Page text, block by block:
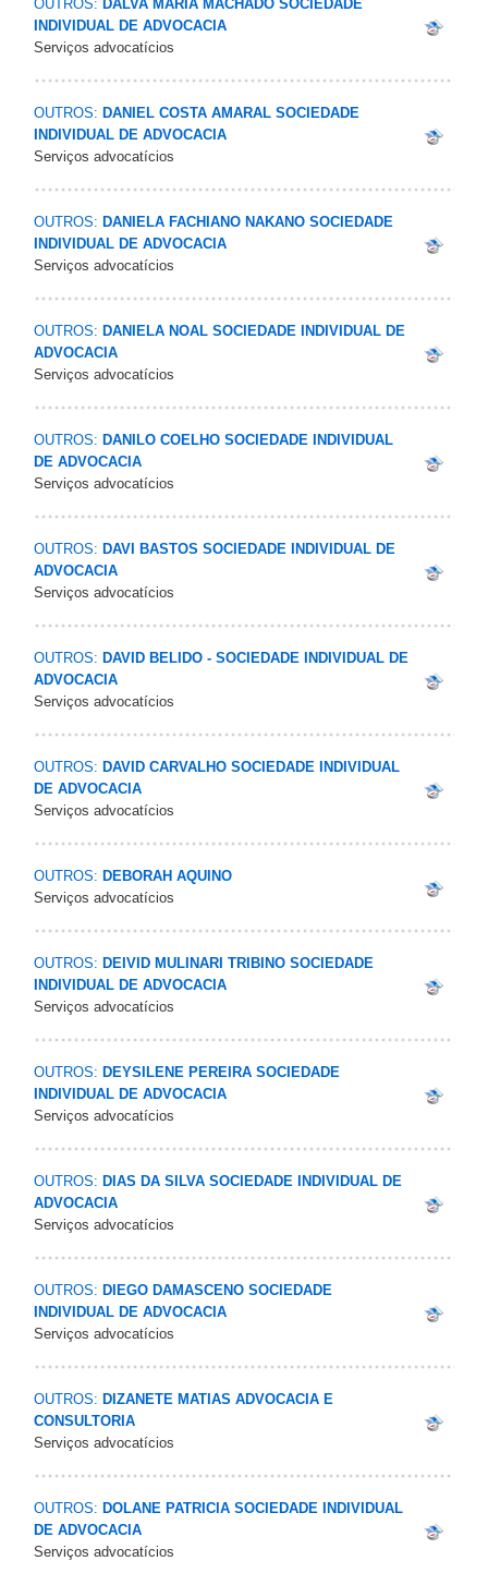
OUTROS: DALVA MARIA MACHADO SOCIEDADE
INDIVIDUAL DE ADVOCACIA
Serviços advocatícios
OUTROS: DANIEL COSTA AMARAL SOCIEDADE
INDIVIDUAL DE ADVOCACIA
Serviços advocatícios
OUTROS: DANIELA FACHIANO NAKANO SOCIEDADE
INDIVIDUAL DE ADVOCACIA
Serviços advocatícios
OUTROS: DANIELA NOAL SOCIEDADE INDIVIDUAL DE
ADVOCACIA
Serviços advocatícios
OUTROS: DANILO COELHO SOCIEDADE INDIVIDUAL
DE ADVOCACIA
Serviços advocatícios
OUTROS: DAVI BASTOS SOCIEDADE INDIVIDUAL DE
ADVOCACIA
Serviços advocatícios
OUTROS: DAVID BELIDO - SOCIEDADE INDIVIDUAL DE
ADVOCACIA
Serviços advocatícios
OUTROS: DAVID CARVALHO SOCIEDADE INDIVIDUAL
DE ADVOCACIA
Serviços advocatícios
OUTROS: DEBORAH AQUINO
Serviços advocatícios
OUTROS: DEIVID MULINARI TRIBINO SOCIEDADE
INDIVIDUAL DE ADVOCACIA
Serviços advocatícios
OUTROS: DEYSILENE PEREIRA SOCIEDADE
INDIVIDUAL DE ADVOCACIA
Serviços advocatícios
OUTROS: DIAS DA SILVA SOCIEDADE INDIVIDUAL DE
ADVOCACIA
Serviços advocatícios
OUTROS: DIEGO DAMASCENO SOCIEDADE
INDIVIDUAL DE ADVOCACIA
Serviços advocatícios
OUTROS: DIZANETE MATIAS ADVOCACIA E
CONSULTORIA
Serviços advocatícios
OUTROS: DOLANE PATRICIA SOCIEDADE INDIVIDUAL
DE ADVOCACIA
Serviços advocatícios